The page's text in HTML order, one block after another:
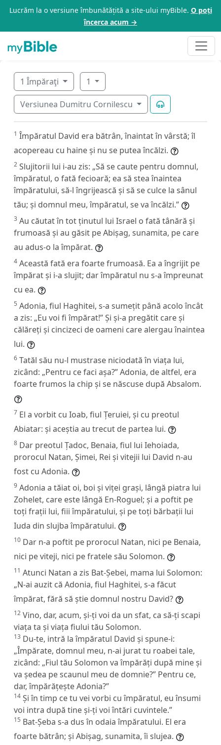
Lucrăm la o versiune îmbunătățită a site-ului myBible. O poți
încerca acum →
1 Împăraţi 1
Versiunea Dumitru Cornilescu
1 Împăratul David era bătrân, înaintat în vârstă; îl
acopereau cu haine și nu se putea încălzi.
2 Slujitorii lui i-au zis: „Să se caute pentru domnul,
împăratul, o fată fecioară; ea să stea înaintea
împăratului, să-l îngrijească și să se culce la sânul
tău; și domnul meu, împăratul, se va încălzi.”
3 Au căutat în tot ținutul lui Israel o fată tânără și
frumoasă și au găsit pe Abișag, sunamita, pe care
au adus-o la împărat.
4 Această fată era foarte frumoasă. Ea a îngrijit pe
împărat și i-a slujit; dar împăratul nu s-a împreunat
cu ea.
5 Adonia, fiul Haghitei, s-a sumețit până acolo încât
a zis: „Eu voi fi împărat!” Și și-a pregătit care și
călăreți și cincizeci de oameni care alergau înaintea
lui.
6 Tatăl său nu-l mustrase niciodată în viața lui,
zicând: „Pentru ce faci așa?” Adonia, de altfel, era
foarte frumos la chip și se născuse după Absalom.
7 El a vorbit cu Ioab, fiul Țeruiei, și cu preotul
Abiatar: și aceștia au trecut de partea lui.
8 Dar preotul Țadoc, Benaia, fiul lui Iehoiada,
prorocul Natan, Șimei, Rei și vitejii lui David n-au
fost cu Adonia.
9 Adonia a tăiat oi, boi și viței grași, lângă piatra lui
Zohelet, care este lângă En-Roguel; și a poftit pe
toți frații lui, fiii împăratului, și pe toți bărbații lui
Iuda din slujba împăratului.
10 Dar n-a poftit pe prorocul Natan, nici pe Benaia,
nici pe viteji, nici pe fratele său Solomon.
11 Atunci Natan a zis Bat-Șebei, mama lui Solomon:
„N-ai auzit că Adonia, fiul Haghitei, s-a făcut
împărat, fără să știe domnul nostru David?
12 Vino, dar, acum, și-ți voi da un sfat, ca să-ți scapi
viața ta și viața fiului tău Solomon.
13 Du-te, intră la împăratul David și spune-i:
„Împărate, domnul meu, n-ai jurat tu roabei tale,
zicând: „Fiul tău Solomon va împărăți după mine și
va ședea pe scaunul meu de domnie?” Pentru ce,
dar, împărățește Adonia?”
14 Și în timp ce tu vei vorbi cu împăratul, eu însumi
voi intra după tine și-ți voi întări cuvintele.”
15 Bat-Șeba s-a dus în odaia împăratului. El era
foarte bătrân; și Abișag, sunamita, îi slujea.